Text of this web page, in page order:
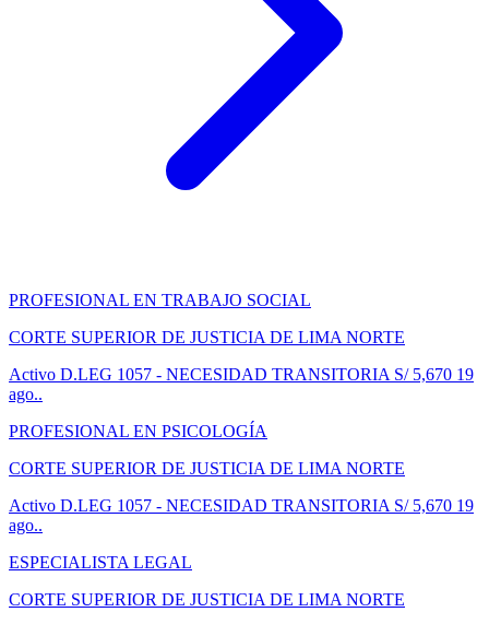
PROFESIONAL EN TRABAJO SOCIAL
CORTE SUPERIOR DE JUSTICIA DE LIMA NORTE
Activo D.LEG 1057 - NECESIDAD TRANSITORIA S/ 5,670 19
ago..
PROFESIONAL EN PSICOLOGÍA
CORTE SUPERIOR DE JUSTICIA DE LIMA NORTE
Activo D.LEG 1057 - NECESIDAD TRANSITORIA S/ 5,670 19
ago..
ESPECIALISTA LEGAL
CORTE SUPERIOR DE JUSTICIA DE LIMA NORTE